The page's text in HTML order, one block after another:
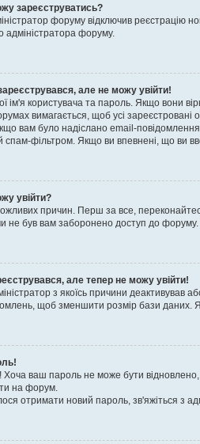
зареєструватись?
форуму відключив реєстрацію
адміністратора форуму.
але не можу увійти!
ім'я користувача та пароль. Якщо вони
вимагається, щоб усі зареєстровані
вам було надіслано email-
спам-фільтром. Якщо ви впевнені, що ви
увійти?
можливих причин. Перш за все,
не був вам заборонено доступ до
але тепер не можу увійти!
з якоїсь причини деактивував
щоб зменшити розмір бази даних.
Хоча ваш пароль не може бути
на форум.
отримати новий пароль, зв'яжіться з